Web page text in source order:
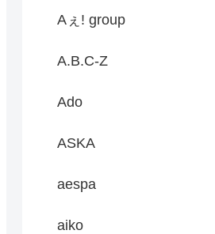
Aぇ! group
A.B.C-Z
Ado
ASKA
aespa
aiko